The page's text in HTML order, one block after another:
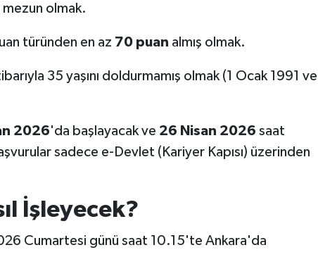
olmak.
türünden en az 70 puan almış olmak.
35 yaşını doldurmamış olmak (1 Ocak 1991 ve
2026'da başlayacak ve 26 Nisan 2026 saat
sadece e-Devlet (Kariyer Kapısı) üzerinden
İşleyecek?
Cumartesi günü saat 10.15'te Ankara'da